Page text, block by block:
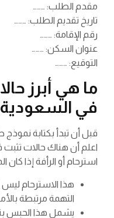
مقدم الطلب: ………
تاريخ تقديم الطلب: ………
رقم الإقامة: ………
عنوان السكن: ………
التوقيع: ………
ما هي أبرز
في
قبل أن تبدأ بكتابة
اعلم أن هناك حالات
استرحام أو الرأفة إذا
هذا الاسترحام
التهمة مرتبطة
يشمل هذا الحبس